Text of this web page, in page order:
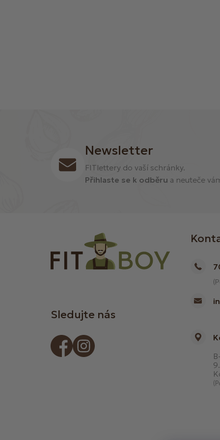
Newsletter
FITlettery do vaší schránky.
Přihlaste se k odběru a neuteče
Sledujte nás